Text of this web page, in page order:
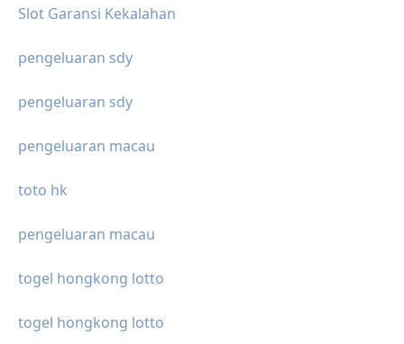
Slot Garansi Kekalahan
pengeluaran sdy
pengeluaran sdy
pengeluaran macau
toto hk
pengeluaran macau
togel hongkong lotto
togel hongkong lotto